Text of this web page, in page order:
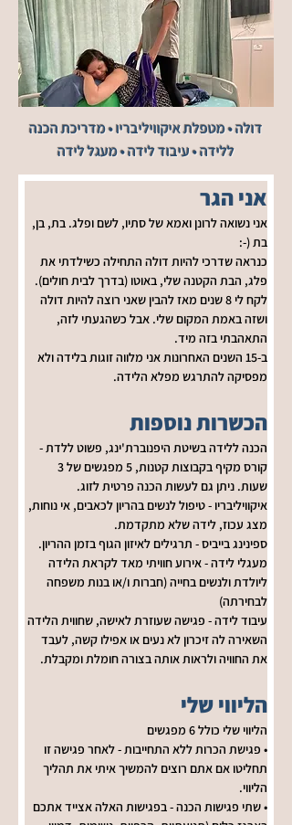
דולה • מטפלת איקוויליבריו • מדריכת הכנה
ללידה • עיבוד לידה • מעגל לידה
אני הגר
אני נשואה לרונן ואמא של סתיו, לשם ופלג. בת, בן,
בת (-:
כנראה שדרכי להיות דולה התחילה כשילדתי את
פלג, הבת הקטנה שלי, באוטו (בדרך לבית חולים).
לקח לי 8 שנים מאז להבין שאני רוצה להיות דולה
ושזה באמת המקום שלי. אבל כשהגעתי לזה,
התאהבתי בזה מיד.
ב-15 השנים האחרונות אני מלווה זוגות בלידה ולא
מפסיקה להתרגש מפלא הלידה.
הכשרות נוספות
הכנה ללידה בשיטת היפנוברת'ינג, פשוט ללדת -
שעות. ניתן גם לעשות הכנה פרטית לזוג.
איקוויליבריו - טיפול לנשים בהריון לכאבים, אי נוחות,
מצג עכוז, לידה שלא מתקדמת.
ספינינג בייביס - תרגילים לאיזון הגוף בזמן ההריון.
מעגלי לידה - אירוע חוויתי מאד לקראת הלידה
ליולדת ולנשים בחייה (חברות ו/או בנות משפחה
לבחירתה)
עיבוד לידה - פגישה שעוזרת לאישה, שחווית הלידה
השאירה לה זיכרון לא נעים או אפילו קשה, לעבד
את החוויה ולראות אותה בצורה חומלת ומקבלת.
הליווי שלי
הליווי שלי כולל 6 מפגשים
• פגישת הכרות ללא התחייבות - לאחר פגישה זו
תחליטו אם אתם רוצים להמשיך איתי את תהליך
הליווי.
• שתי פגישות הכנה - בפגישות האלה אצייד אתכם